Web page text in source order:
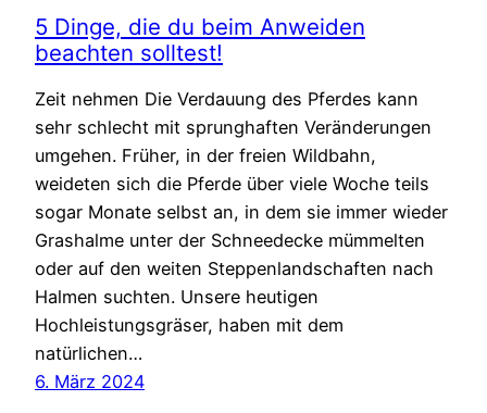
5 Dinge, die du beim Anweiden
beachten solltest!
Zeit nehmen Die Verdauung des Pferdes kann
sehr schlecht mit sprunghaften Veränderungen
umgehen. Früher, in der freien Wildbahn,
weideten sich die Pferde über viele Woche teils
sogar Monate selbst an, in dem sie immer wieder
Grashalme unter der Schneedecke mümmelten
oder auf den weiten Steppenlandschaften nach
Halmen suchten. Unsere heutigen
Hochleistungsgräser, haben mit dem
natürlichen…
6. März 2024